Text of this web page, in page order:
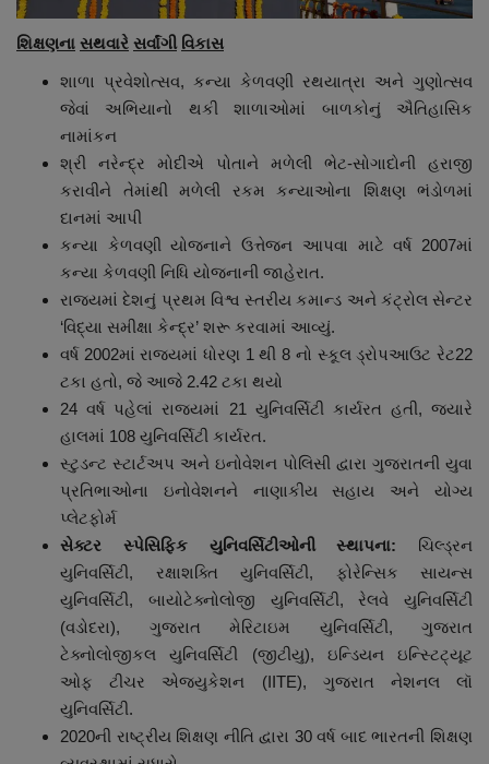
શિક્ષણના સથવારે સર્વાંગી વિકાસ
શાળા પ્રવેશોત્સવ, કન્યા કેળવણી રથયાત્રા અને ગુણોત્સવ
જેવાં અભિયાનો થકી શાળાઓમાં બાળકોનું ઐતિહાસિક
નામાંકન
શ્રી નરેન્દ્ર મોદીએ પોતાને મળેલી ભેટ-સોગાદોની હરાજી
કરાવીને તેમાંથી મળેલી રકમ કન્યાઓના શિક્ષણ ભંડોળમાં
દાનમાં આપી
કન્યા કેળવણી યોજનાને ઉત્તેજન આપવા માટે વર્ષ 2007માં
કન્યા કેળવણી નિધિ યોજનાની જાહેરાત.
રાજ્યમાં દેશનું પ્રથમ વિશ્વ સ્તરીય કમાન્ડ અને કંટ્રોલ સેન્ટર
‘વિદ્યા સમીક્ષા કેન્દ્ર’ શરૂ કરવામાં આવ્યું.
વર્ષ 2002માં રાજ્યમાં ધોરણ 1 થી 8 નો સ્કૂલ ડ્રોપઆઉટ રેટ22
ટકા હતો, જે આજે 2.42 ટકા થયો
24 વર્ષ પહેલાં રાજ્યમાં 21 યુનિવર્સિટી કાર્યરત હતી, જ્યારે
હાલમાં 108 યુનિવર્સિટી કાર્યરત.
સ્ટુડન્ટ સ્ટાર્ટઅપ અને ઇનોવેશન પોલિસી દ્વારા ગુજરાતની યુવા
પ્રતિભાઓના ઇનોવેશનને નાણાકીય સહાય અને યોગ્ય
પ્લેટફોર્મ
સેક્ટર
સ્પેસિફિક યુનિવર્સિટીઓની સ્થાપના: ચિલ્ડ્રન
યુનિવર્સિટી, રક્ષાશક્તિ યુનિવર્સિટી, ફોરેન્સિક સાયન્સ
યુનિવર્સિટી, બાયોટેક્નોલોજી યુનિવર્સિટી, રેલવે યુનિવર્સિટી
(વડોદરા), ગુજરાત મેરિટાઇમ યુનિવર્સિટી, ગુજરાત
ટેક્નોલોજીકલ યુનિવર્સિટી (જીટીયુ), ઇન્ડિયન ઇન્સ્ટિટ્યૂટ
ઓફ ટીચર એજ્યુકેશન (IITE), ગુજરાત નેશનલ લૉ
યુનિવર્સિટી.
2020ની રાષ્ટ્રીય શિક્ષણ નીતિ દ્વારા 30 વર્ષ બાદ ભારતની શિક્ષણ